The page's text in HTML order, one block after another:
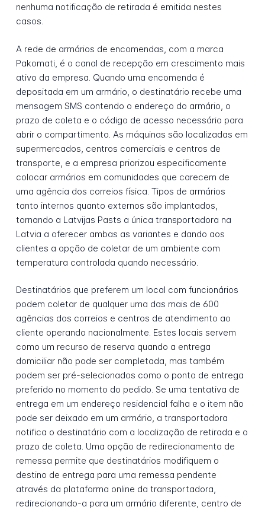
nenhuma notificação de retirada é emitida nestes
casos.
A rede de armários de encomendas, com a marca
Pakomati, é o canal de recepção em crescimento mais
ativo da empresa. Quando uma encomenda é
depositada em um armário, o destinatário recebe uma
mensagem SMS contendo o endereço do armário, o
prazo de coleta e o código de acesso necessário para
abrir o compartimento. As máquinas são localizadas em
supermercados, centros comerciais e centros de
transporte, e a empresa priorizou especificamente
colocar armários em comunidades que carecem de
uma agência dos correios física. Tipos de armários
tanto internos quanto externos são implantados,
tornando a Latvijas Pasts a única transportadora na
Latvia a oferecer ambas as variantes e dando aos
clientes a opção de coletar de um ambiente com
temperatura controlada quando necessário.
Destinatários que preferem um local com funcionários
podem coletar de qualquer uma das mais de 600
agências dos correios e centros de atendimento ao
cliente operando nacionalmente. Estes locais servem
como um recurso de reserva quando a entrega
domiciliar não pode ser completada, mas também
podem ser pré-selecionados como o ponto de entrega
preferido no momento do pedido. Se uma tentativa de
entrega em um endereço residencial falha e o item não
pode ser deixado em um armário, a transportadora
notifica o destinatário com a localização de retirada e o
prazo de coleta. Uma opção de redirecionamento de
remessa permite que destinatários modifiquem o
destino de entrega para uma remessa pendente
através da plataforma online da transportadora,
redirecionando-a para um armário diferente, centro de